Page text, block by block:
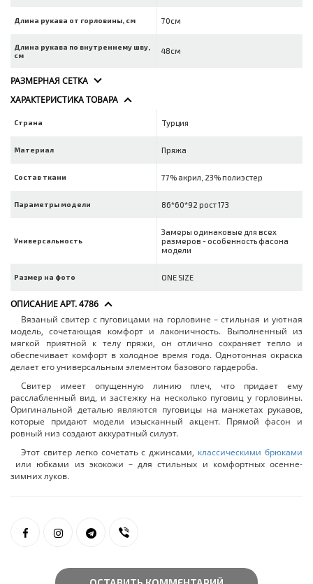
Длина рукава от горловины, см 70см
Длина рукава по внутреннему шву,
см
48см
РАЗМЕРНАЯ СЕТКА
ХАРАКТЕРИСТИКА ТОВАРА
Страна Турция
Материал Пряжа
Состав ткани 77% акрил, 23% полиэстер
Параметры модели 86*60*92 рост 173
Универсальность
Замеры одинаковые для всех
размеров - особенность фасона
модели
Размер на фото ONE SIZE
ОПИСАНИЕ АРТ. 4786
Вязаный свитер с пуговицами на горловине – стильная и уютная
модель, сочетающая комфорт и лаконичность. Выполненный из
мягкой приятной к телу пряжи, он отлично сохраняет тепло и
обеспечивает комфорт в холодное время года. Однотонная окраска
делает его универсальным элементом базового гардероба.
Свитер имеет опущенную линию плеч, что придает ему
расслабленный вид, и застежку на несколько пуговиц у горловины.
Оригинальной деталью являются пуговицы на манжетах рукавов,
которые придают модели изысканный акцент. Прямой фасон и
ровный низ создают аккуратный силуэт.
Этот свитер легко сочетать с джинсами, классическими брюками
или юбками из экокожи – для стильных и комфортных осенне-
зимних луков.